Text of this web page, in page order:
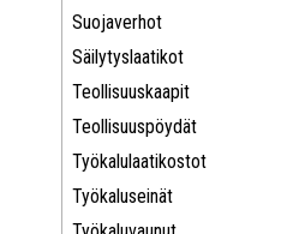
Suojaverhot
Säilytyslaatikot
Teollisuuskaapit
Teollisuuspöydät
Työkalulaatikostot
Työkaluseinät